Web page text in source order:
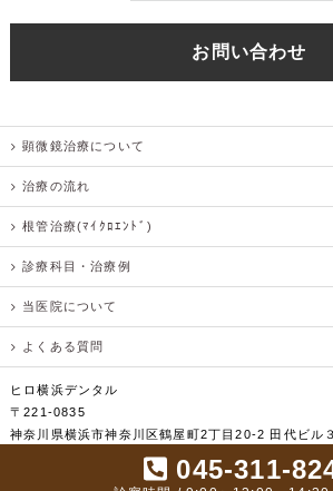
お問い合わせ
顕微鏡治療について
治療の流れ
根管治療(ﾏｲｸﾛｴﾝﾄﾞ)
診療科目・治療例
当医院について
よくある質問
ヒロ横浜デンタル
〒221-0835
神奈川県横浜市神奈川区鶴屋町2丁目20-2 田代ビ
045-311-